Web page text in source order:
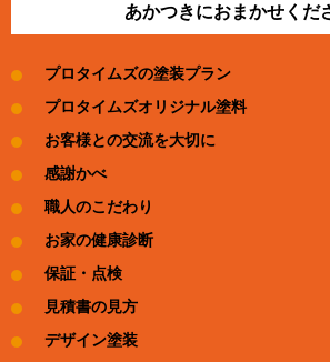
あかつきにおまかせくだ
プロタイムズの塗装プラン
プロタイムズオリジナル塗料
お客様との交流を大切に
感謝かべ
職人のこだわり
お家の健康診断
保証・点検
見積書の見方
デザイン塗装